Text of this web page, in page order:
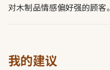
对木制品情感偏好强的顾客。
我的建议